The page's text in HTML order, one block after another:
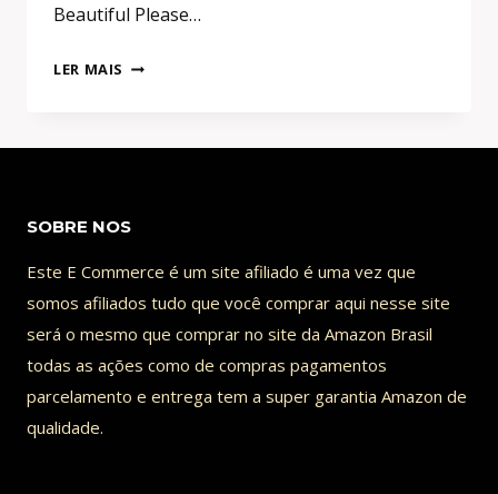
Beautiful Please…
LER MAIS TOP
VALUABLE
–
–
2019)
|
RANKERX
SOBRE NOS
Este E Commerce é um site afiliado é uma vez que
somos afiliados tudo que você comprar aqui nesse site
será o mesmo que comprar no site da Amazon Brasil
todas as ações como de compras pagamentos
parcelamento e entrega tem a super garantia Amazon de
qualidade.